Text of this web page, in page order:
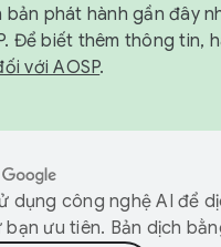
bản phát hành gần đây
Để biết thêm thông tin,
với AOSP.
dụng công nghệ AI để
ưu tiên. Bản dịch